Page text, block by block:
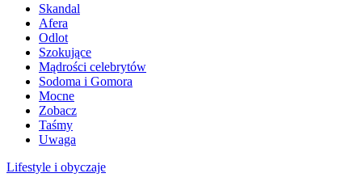
Skandal
Afera
Odlot
Szokujące
Mądrości celebrytów
Sodoma i Gomora
Mocne
Zobacz
Taśmy
Uwaga
Lifestyle i obyczaje